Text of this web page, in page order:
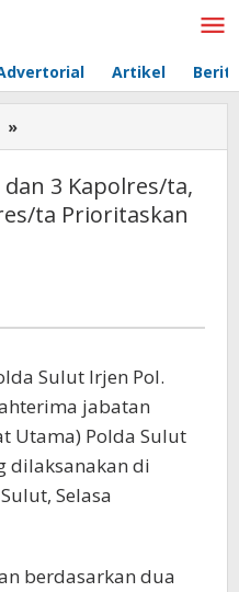
Artikel
»
Sertijab
PJU
dan
Kapolres/ta
3
Hal
3 Kapolres/ta,
ta Prioritaskan
Sulut Irjen Pol.
jabatan
Utama) Polda Sulut
dilaksanakan di
Selasa
berdasarkan dua